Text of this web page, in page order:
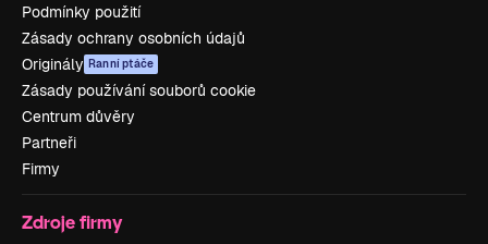
Podmínky použití
Zásady ochrany osobních údajů
Originály Ranní ptáče
Zásady používání souborů cookie
Centrum důvěry
Partneři
Firmy
Zdroje firmy